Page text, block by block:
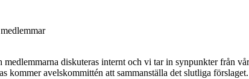
diskuteras internt och vi tar in synpunkter från
kommer avelskommittén att sammanställa det slutliga förslaget.